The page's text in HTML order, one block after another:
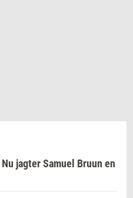
jagter Samuel Bruun en